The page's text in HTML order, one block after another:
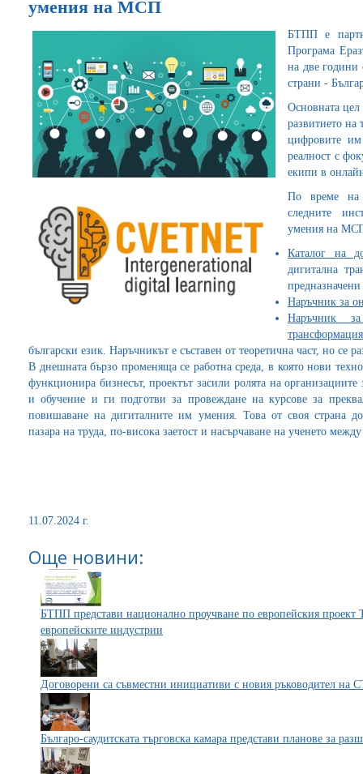
умения на МСП
БТПП е
Програма
на две години
страни -
Основната
развитието на
цифровите
реалност с
екипи в
По време на
следните
умения на
Каталог на
дигитална
Наръчник за
Наръчник
трансформация
български език. Наръчникът е съставен от теоретична част, но се
В днешната бързо променяща се работна среда, в която нови
функционира бизнесът, проектът засили ролята на
и обучение и ги подготви за провеждане на курсове за
повишаване на дигиталните им умения. Това от своя страна
пазара на труда, по-висока заетост и насърчаване на ученето
11.07.2024 г.
Още новини:
БТПП представи национално проучване по европейския
европейските индустрии
Договорени са съвместни инициативи с новия ръководител на
Българо-саудитската търговска камара представи планове за